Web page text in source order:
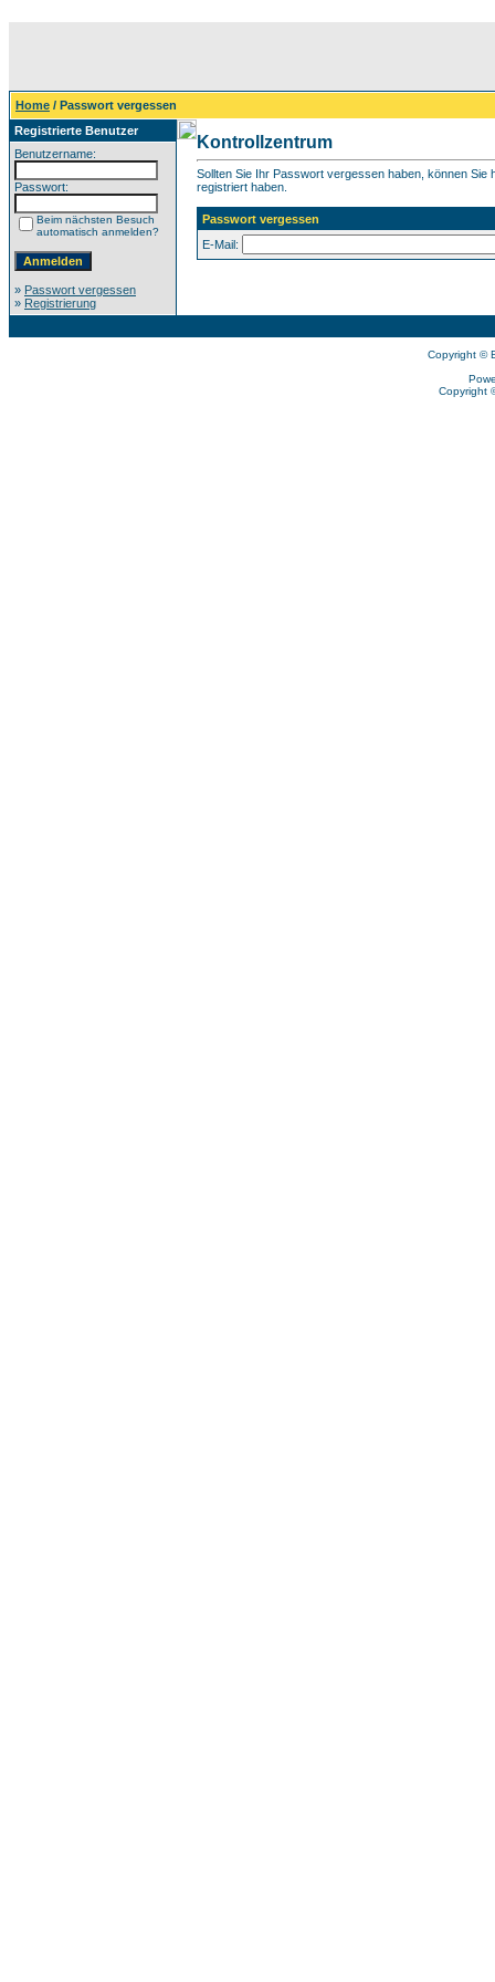
Home / Passwort vergessen
Registrierte Benutzer
Benutzername:
Passwort:
Beim nächsten Besuch
automatisch anmelden?
» Passwort vergessen
» Registrierung
Kontrollzentrum
Sollten Sie Ihr Passwort vergessen haben, können
registriert haben.
Passwort vergessen
E-Mail:
Copyright ©
Copyright